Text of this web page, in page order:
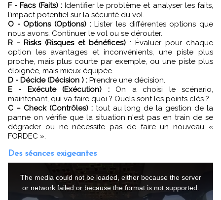
F - Facs (Faits) :Identifier le problème et analyser les faits,
l’impact potentiel sur la sécurité du vol.
O - Options (Options) :Lister les différentes options que
nous avons. Continuer le vol ou se dérouter.
R - Risks (Risques et bénéfices) : Évaluer pour chaque
option les avantages et inconvénients, une piste plus
proche, mais plus courte par exemple, ou une piste plus
éloignée, mais mieux équipée.
D - Décide (Décision ) : Prendre une décision.
E - Exécute (Exécution) :On a choisi le scénario,
maintenant, qui va faire quoi ? Quels sont les points clés ?
C – Check (Contrôles) :tout au long de la gestion de la
panne on vérifie que la situation n'est pas en train de se
dégrader ou ne nécessite pas de faire un nouveau «
FORDEC ».
Des séances exigeantes